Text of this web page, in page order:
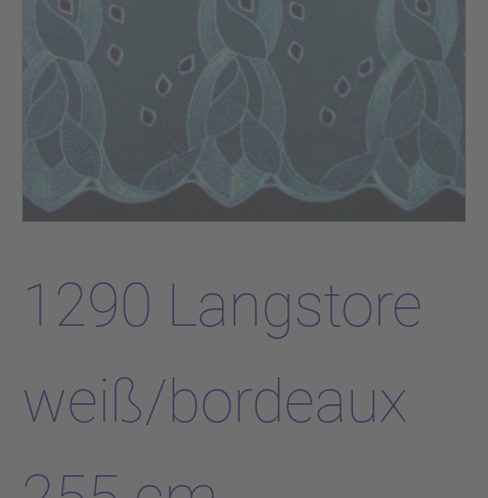
1290 Langstore
weiß/bordeaux